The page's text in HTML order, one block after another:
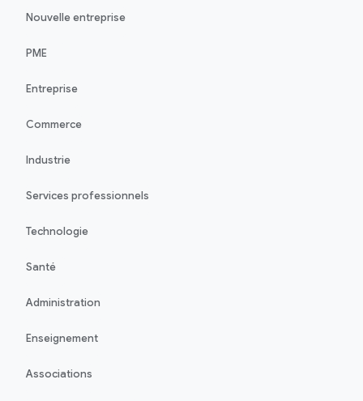
Nouvelle entreprise
PME
Entreprise
Commerce
Industrie
Services professionnels
Technologie
Santé
Administration
Enseignement
Associations